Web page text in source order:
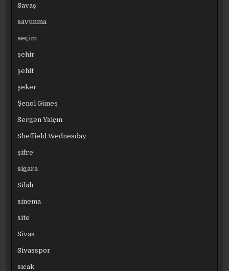
Savaş
savunma
seçim
şehir
şehit
şeker
Şenol Güneş
Sergen Yalçın
Sheffield Wednesday
şifre
sigara
Silah
sinema
site
Sivas
Sivasspor
sıcak